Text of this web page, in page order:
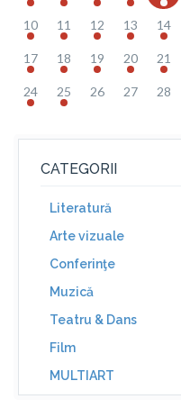
10 11 12 13 14
17 18 19 20 21
24 25 26 27 28
CATEGORII
Literatură
Arte vizuale
Conferinţe
Muzică
Teatru & Dans
Film
MULTIART